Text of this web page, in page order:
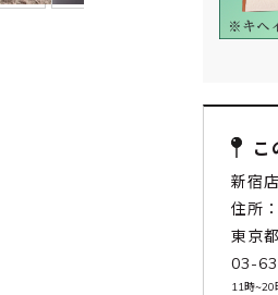
こ
新宿店
住所
東京
03-
11時~20